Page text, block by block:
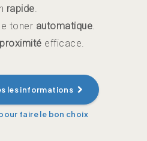
rapide.
toner automatique.
proximité efficace.
les informations